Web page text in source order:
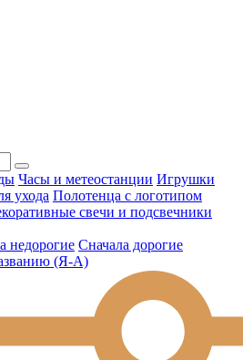
Часы и метеостанции Игрушки
ухода Полотенца с логотипом
свечи и подсвечники
недорогие Сначала дорогие
(Я-А)